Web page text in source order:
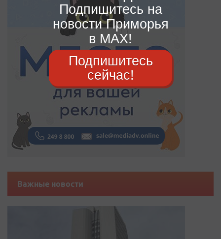
Важные новости
Подпишитесь на
новости Приморья
в MAX!
Подпишитесь
сейчас!